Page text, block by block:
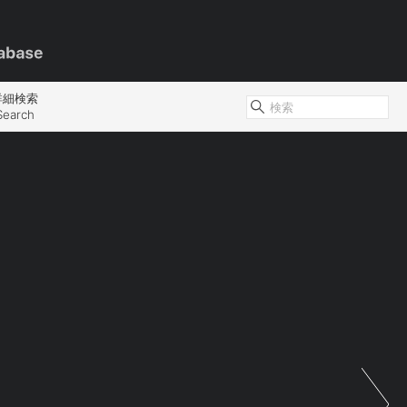
細検索